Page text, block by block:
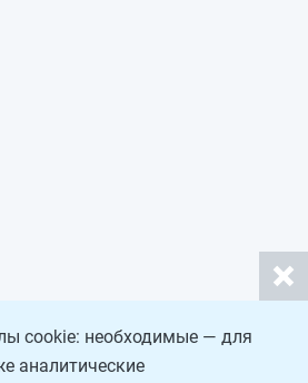
cookie: необходимые — для
аналитические